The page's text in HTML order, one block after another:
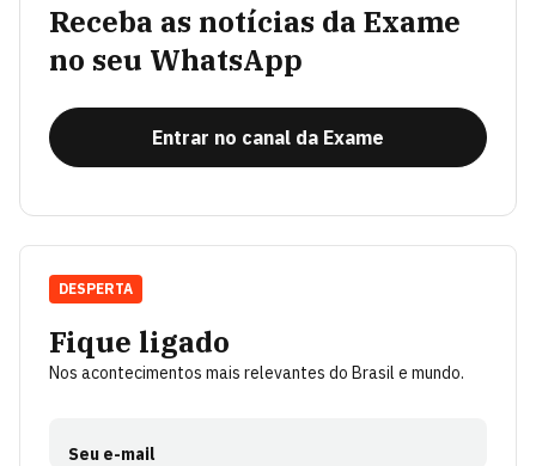
Receba as notícias da Exame
no seu WhatsApp
Entrar no canal da Exame
Fique ligado
Nos acontecimentos mais relevantes do Brasil e mundo.
Seu e-mail
DESPERTA